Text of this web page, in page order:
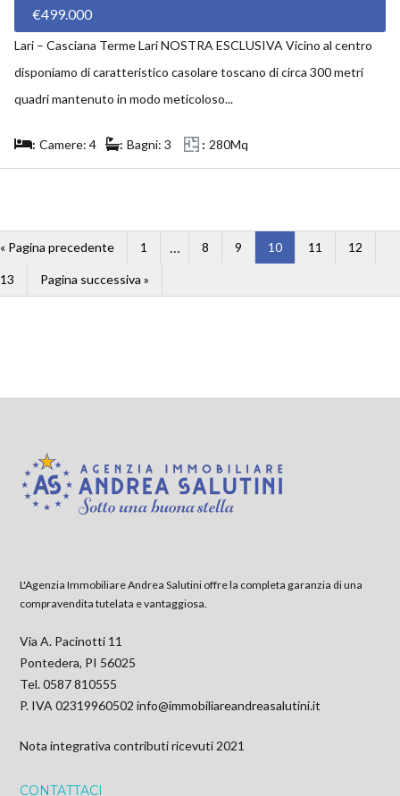
€499.000
Lari – Casciana Terme Lari NOSTRA ESCLUSIVA Vicino al centro
disponiamo di caratteristico casolare toscano di circa 300 metri
quadri mantenuto in modo meticoloso...
Camere: 4 Bagni: 3 280Mq
« Pagina precedente 1 8 9 10 11 12
13 Pagina successiva »
L'Agenzia Immobiliare Andrea Salutini offre la completa garanzia di una
compravendita tutelata e vantaggiosa.
Via A. Pacinotti 11
Pontedera, PI 56025
Tel. 0587 810555
P. IVA 02319960502info@immobiliareandreasalutini.it
Nota integrativa contributi ricevuti 2021
CONTATTACI